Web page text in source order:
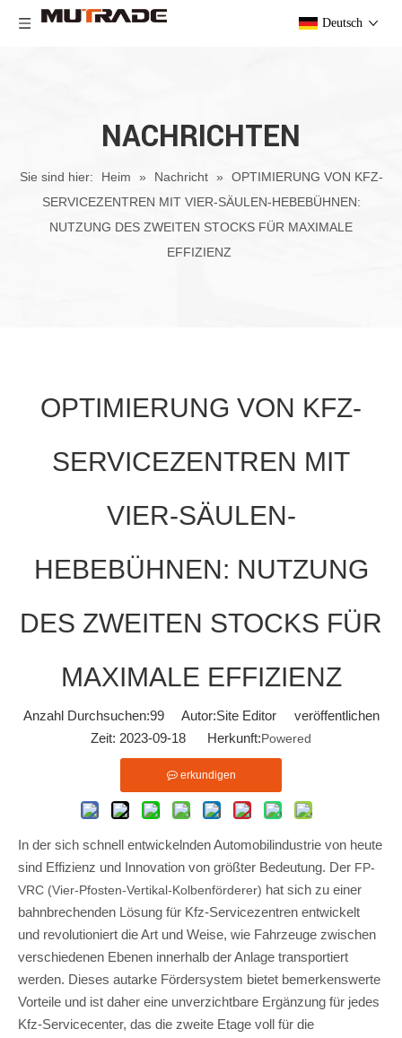
Deutsch
NACHRICHTEN
Sie sind hier: Heim » Nachricht » OPTIMIERUNG VON KFZ-
SERVICEZENTREN MIT VIER-SÄULEN-HEBEBÜHNEN:
NUTZUNG DES ZWEITEN STOCKS FÜR MAXIMALE
EFFIZIENZ
OPTIMIERUNG VON KFZ-
SERVICEZENTREN MIT
VIER-SÄULEN-
HEBEBÜHNEN: NUTZUNG
DES ZWEITEN STOCKS FÜR
MAXIMALE EFFIZIENZ
Anzahl Durchsuchen:99Autor:Site Editor veröffentlichen
Zeit: 2023-09-18 Herkunft:Powered
erkundigen
In der sich schnell entwickelnden Automobilindustrie von heute
sind Effizienz und Innovation von größter Bedeutung. Der FP-
VRC (Vier-Pfosten-Vertikal-Kolbenförderer) hat sich zu einer
bahnbrechenden Lösung für Kfz-Servicezentren entwickelt
und revolutioniert die Art und Weise, wie Fahrzeuge zwischen
verschiedenen Ebenen innerhalb der Anlage transportiert
werden. Dieses autarke Fördersystem bietet bemerkenswerte
Vorteile und ist daher eine unverzichtbare Ergänzung für jedes
Kfz-Servicecenter, das die zweite Etage voll für die